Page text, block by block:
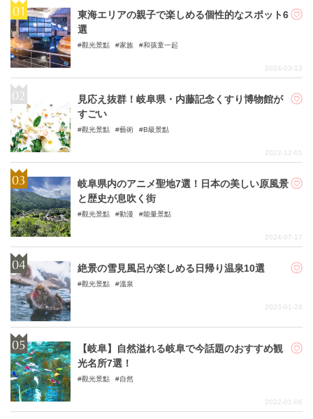
東海エリアの親子で楽しめる個性的なスポット6
選
觀光景點 家族 和孩童一起
2024-03-13
見応え抜群！岐阜県・内藤記念くすり博物館が
すごい
觀光景點 藝術 B級景點
2022-12-01
岐阜県内のアニメ聖地7選！日本の美しい原風景
と歴史が息吹く街
觀光景點 動漫 能量景點
2024-07-17
絶景の雪見風呂が楽しめる日帰り温泉10選
觀光景點 溫泉
2023-01-24
【岐阜】自然溢れる岐阜で今話題のおすすめ観
光名所7選！
觀光景點 自然
2022-01-06